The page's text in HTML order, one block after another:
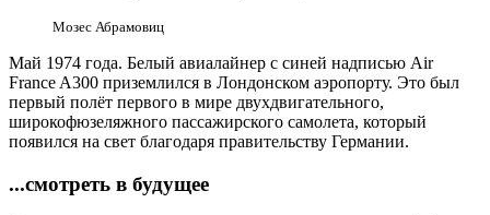
Мозес Абрамовиц
Май 1974 года. Белый авиалайнер с синей надписью Air
France A300 приземлился в Лондонском аэропорту. Это был
первый полёт первого в мире двухдвигательного,
широкофюзеляжного пассажирского самолета, который
появился на свет благодаря правительству Германии.
...смотреть в будущее